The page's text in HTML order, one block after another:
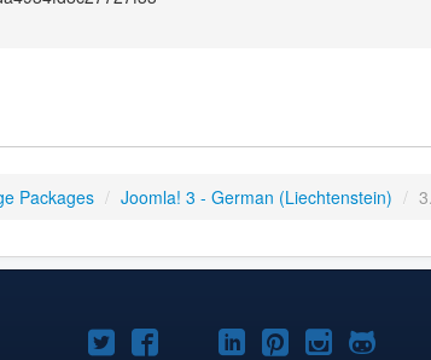
Packages / Joomla! 3 - German (Liechtenstein) /
Joomla!Joomla!Joomla!
Joomla!Joomla!
Joomla!